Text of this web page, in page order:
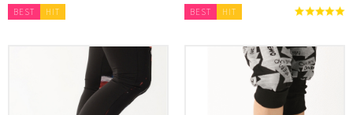
BEST HIT BEST HIT